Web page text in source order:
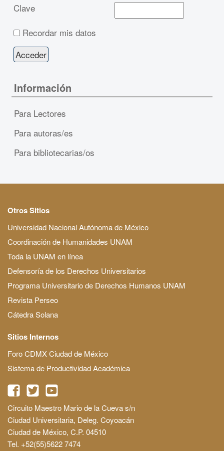
Clave
Recordar mis datos
Información
Para Lectores
Para autoras/es
Para bibliotecarias/os
Otros Sitios
Universidad Nacional Autónoma de México
Coordinación de Humanidades UNAM
Toda la UNAM en línea
Defensoría de los Derechos Universitarios
Programa Universitario de Derechos Humanos UNAM
Revista Perseo
Cátedra Solana
Sitios Internos
Foro CDMX Ciudad de México
Sistema de Productividad Académica
Circuito Maestro Mario de la Cueva s/n
Ciudad Universitaria, Deleg. Coyoacán
Ciudad de México, C.P. 04510
Tel. +52(55)5622 7474